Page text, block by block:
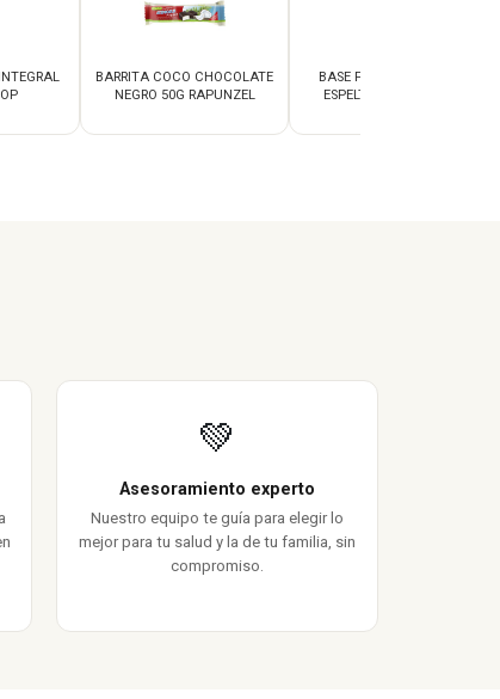
BARRITA COCO CHOCOLATE
NEGRO 50G RAPUNZEL
BASE PIZZA MASA FINA
ESPELTA 390G BIOCOP
💚
Asesoramiento experto
Nuestro equipo te guía para elegir lo
mejor para tu salud y la de tu familia, sin
compromiso.